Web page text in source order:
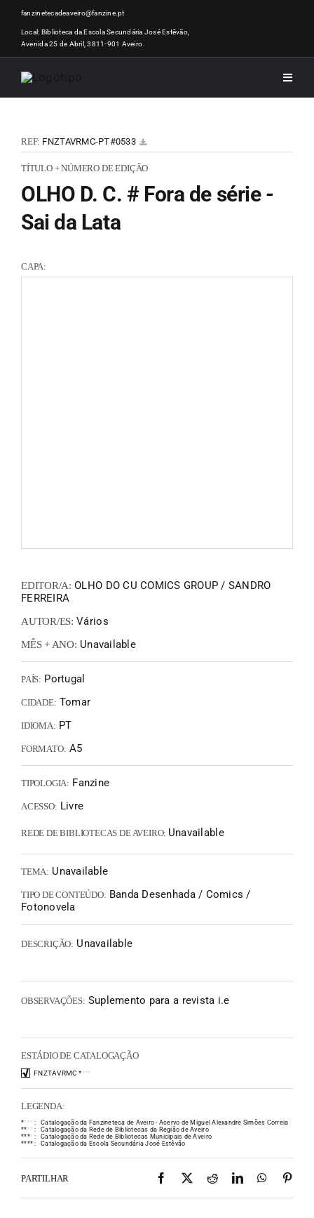
Skip
content
fanzinetecadeaveiro@fanzine.pt
Local: Biblioteca da Escola Secundária José Estêvão,
Avenida 25 de Abril, 3811-901 Aveiro
Toggle
REF: FNZTAVRMC-PT#0533
TÍTULO + NÚMERO DE EDIÇÃO
OLHO D. C. # Fora de série -
Sai da Lata
CAPA:
EDITOR/A: OLHO DO CU COMICS GROUP / SANDRO
FERREIRA
AUTOR/ES: Vários
MÊS + ANO: Unavailable
PAÍS: Portugal
CIDADE: Tomar
IDIOMA: PT
FORMATO: A5
TIPOLOGIA: Fanzine
ACESSO: Livre
REDE DE BIBLIOTECAS DE AVEIRO: Unavailable
TEMA: Unavailable
TIPO DE CONTEÚDO: Banda Desenhada / Comics /
Fotonovela
DESCRIÇÃO: Unavailable
OBSERVAÇÕES: Suplemento para a revista i.e
ESTÁDIO DE CATALOGAÇÃO
FNZTAVRMC ****
LEGENDA:
** * * :
Catalogação da Fanzineteca de Aveiro - Acervo de Miguel Alexandre Simões Correia
** * * :
Catalogação da Rede de Bibliotecas da Região de Aveiro
**** :
Catalogação da Rede de Bibliotecas Municipais de Aveiro
**** : Catalogação da Escola Secundária José Estêvão
PARTILHAR Facebook
X RedditLinkedIn